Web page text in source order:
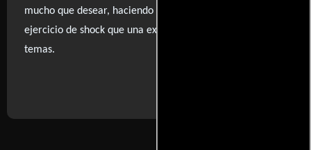
mucho que desear, haciendo que la película sea más un
ejercicio de shock que una exploración significativa de sus
temas.